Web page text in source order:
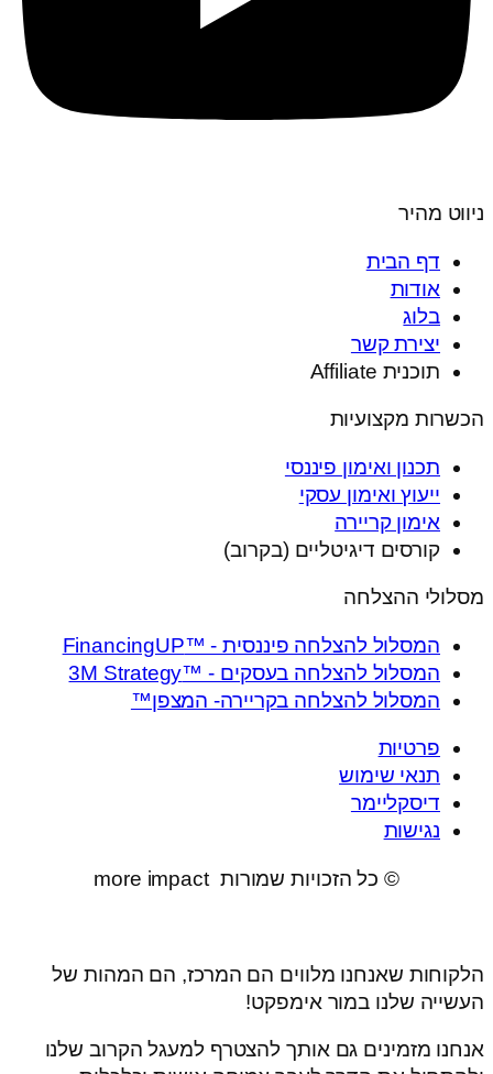
ניווט מהיר
דף הבית
אודות
בלוג
יצירת קשר
תוכנית Affiliate
הכשרות מקצועיות
תכנון ואימון פיננסי
ייעוץ ואימון עסקי
אימון קריירה
קורסים דיגיטליים (בקרוב)
מסלולי ההצלחה
המסלול להצלחה פיננסית - ™FinancingUP
המסלול להצלחה בעסקים - ™3M Strategy
המסלול להצלחה בקריירה- המצפן™
פרטיות
תנאי שימוש
דיסקליימר
נגישות
© כל הזכויות שמורות more impact
הלקוחות שאנחנו מלווים הם המרכז, הם המהות של
העשייה שלנו במור אימפקט!
אנחנו מזמינים גם אותך להצטרף למעגל הקרוב שלנו